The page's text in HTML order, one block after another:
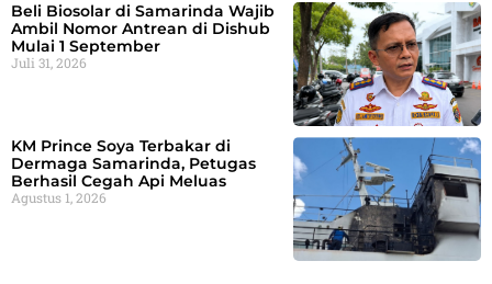
Beli Biosolar di Samarinda Wajib
Ambil Nomor Antrean di Dishub
Mulai 1 September
Juli 31, 2026
KM Prince Soya Terbakar di
Dermaga Samarinda, Petugas
Berhasil Cegah Api Meluas
Agustus 1, 2026